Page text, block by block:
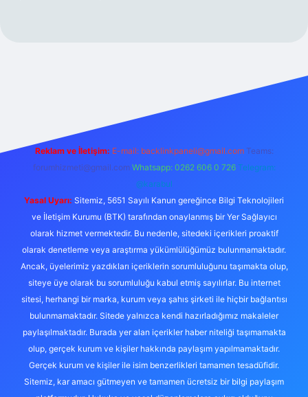
Reklam ve İletişim: E-mail: backlinkpaneli@gmail.com Teams:
forumhizmeti@gmail.com Whatsapp: 0262 606 0 726 Telegram:
@karabul
Yasal Uyarı: Sitemiz, 5651 Sayılı Kanun gereğince Bilgi Teknolojileri
ve İletişim Kurumu (BTK) tarafından onaylanmış bir Yer Sağlayıcı
olarak hizmet vermektedir. Bu nedenle, sitedeki içerikleri proaktif
olarak denetleme veya araştırma yükümlülüğümüz bulunmamaktadır.
Ancak, üyelerimiz yazdıkları içeriklerin sorumluluğunu taşımakta olup,
siteye üye olarak bu sorumluluğu kabul etmiş sayılırlar. Bu internet
sitesi, herhangi bir marka, kurum veya şahıs şirketi ile hiçbir bağlantısı
bulunmamaktadır. Sitede yalnızca kendi hazırladığımız makaleler
paylaşılmaktadır. Burada yer alan içerikler haber niteliği taşımamakta
olup, gerçek kurum ve kişiler hakkında paylaşım yapılmamaktadır.
Gerçek kurum ve kişiler ile isim benzerlikleri tamamen tesadüfidir.
Sitemiz, kar amacı gütmeyen ve tamamen ücretsiz bir bilgi paylaşım